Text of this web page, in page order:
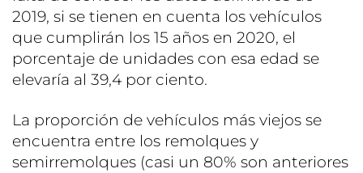
2019, si se tienen en cuenta los vehículos
que cumplirán los 15 años en 2020, el
porcentaje de unidades con esa edad se
elevaría al 39,4 por ciento.
La proporción de vehículos más viejos se
encuentra entre los remolques y
semirremolques (casi un 80% son anteriores